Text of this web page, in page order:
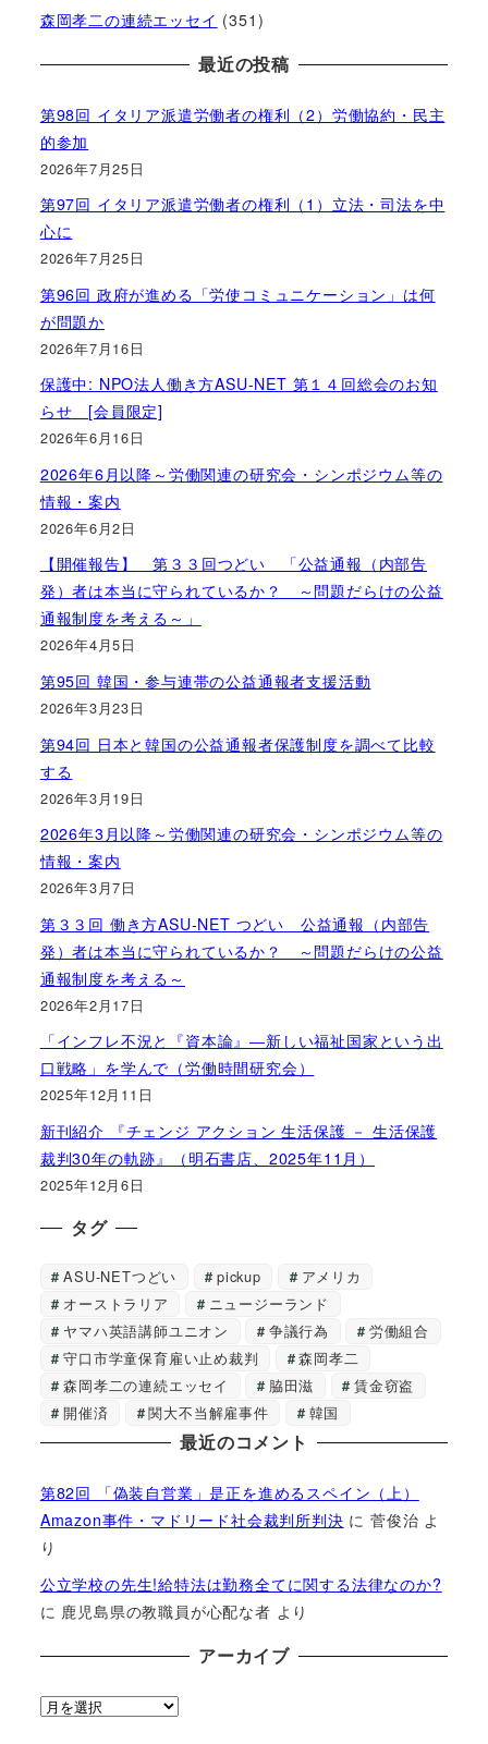
森岡孝二の連続エッセイ (351)
最近の投稿
第98回 イタリア派遣労働者の権利（2）労働協約・民主
的参加
2026年7月25日
第97回 イタリア派遣労働者の権利（1）立法・司法を中
心に
2026年7月25日
第96回 政府が進める「労使コミュニケーション」は何
が問題か
2026年7月16日
保護中: NPO法人働き方ASU-NET 第１４回総会のお知
らせ [会員限定]
2026年6月16日
2026年6月以降～労働関連の研究会・シンポジウム等の
情報・案内
2026年6月2日
【開催報告】 第３３回つどい 「公益通報（内部告
発）者は本当に守られているか？ ～問題だらけの公益
通報制度を考える～」
2026年4月5日
第95回 韓国・参与連帯の公益通報者支援活動
2026年3月23日
第94回 日本と韓国の公益通報者保護制度を調べて比較
する
2026年3月19日
2026年3月以降～労働関連の研究会・シンポジウム等の
情報・案内
2026年3月7日
第３３回 働き方ASU-NET つどい 公益通報（内部告
発）者は本当に守られているか？ ～問題だらけの公益
通報制度を考える～
2026年2月17日
「インフレ不況と『資本論』―新しい福祉国家という出
口戦略」を学んで（労働時間研究会）
2025年12月11日
新刊紹介 『チェンジ アクション 生活保護 － 生活保護
裁判30年の軌跡』（明石書店、2025年11月）
2025年12月6日
タグ
ASU-NETつどい pickup
アメリカ
オーストラリア
ニュージーランド
ヤマハ英語講師ユニオン
争議行為
労働組合
守口市学童保育雇い止め裁判
森岡孝二
森岡孝二の連続エッセイ
脇田滋
賃金窃盗
開催済
関大不当解雇事件 韓国
最近のコメント
第82回 「偽装自営業」是正を進めるスペイン（上）
Amazon事件・マドリード社会裁判所判決 に菅俊治 よ
り
公立学校の先生!給特法は勤務全てに関する法律なのか?
に 鹿児島県の教職員が心配な者 より
アーカイブ
ア